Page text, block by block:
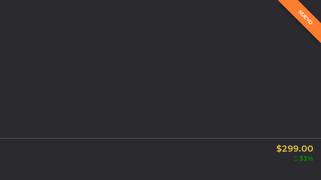
NUEVO
$299.00
33%